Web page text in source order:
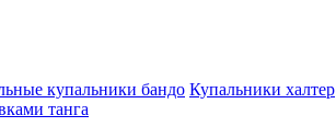
купальники бандо Купальники халтер
танга